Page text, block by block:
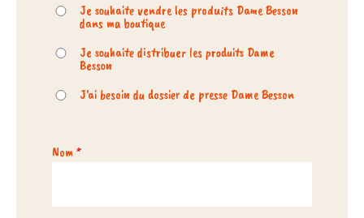
LE CLUB PIMENTERIE
Nos actus pimentées
Pour aller plus loin
Je souhaite vendre les produits Dame Besson
dans ma boutique
Je souhaite distribuer les produits Dame
Besson
J'ai besoin du dossier de presse Dame Besson
Nom*